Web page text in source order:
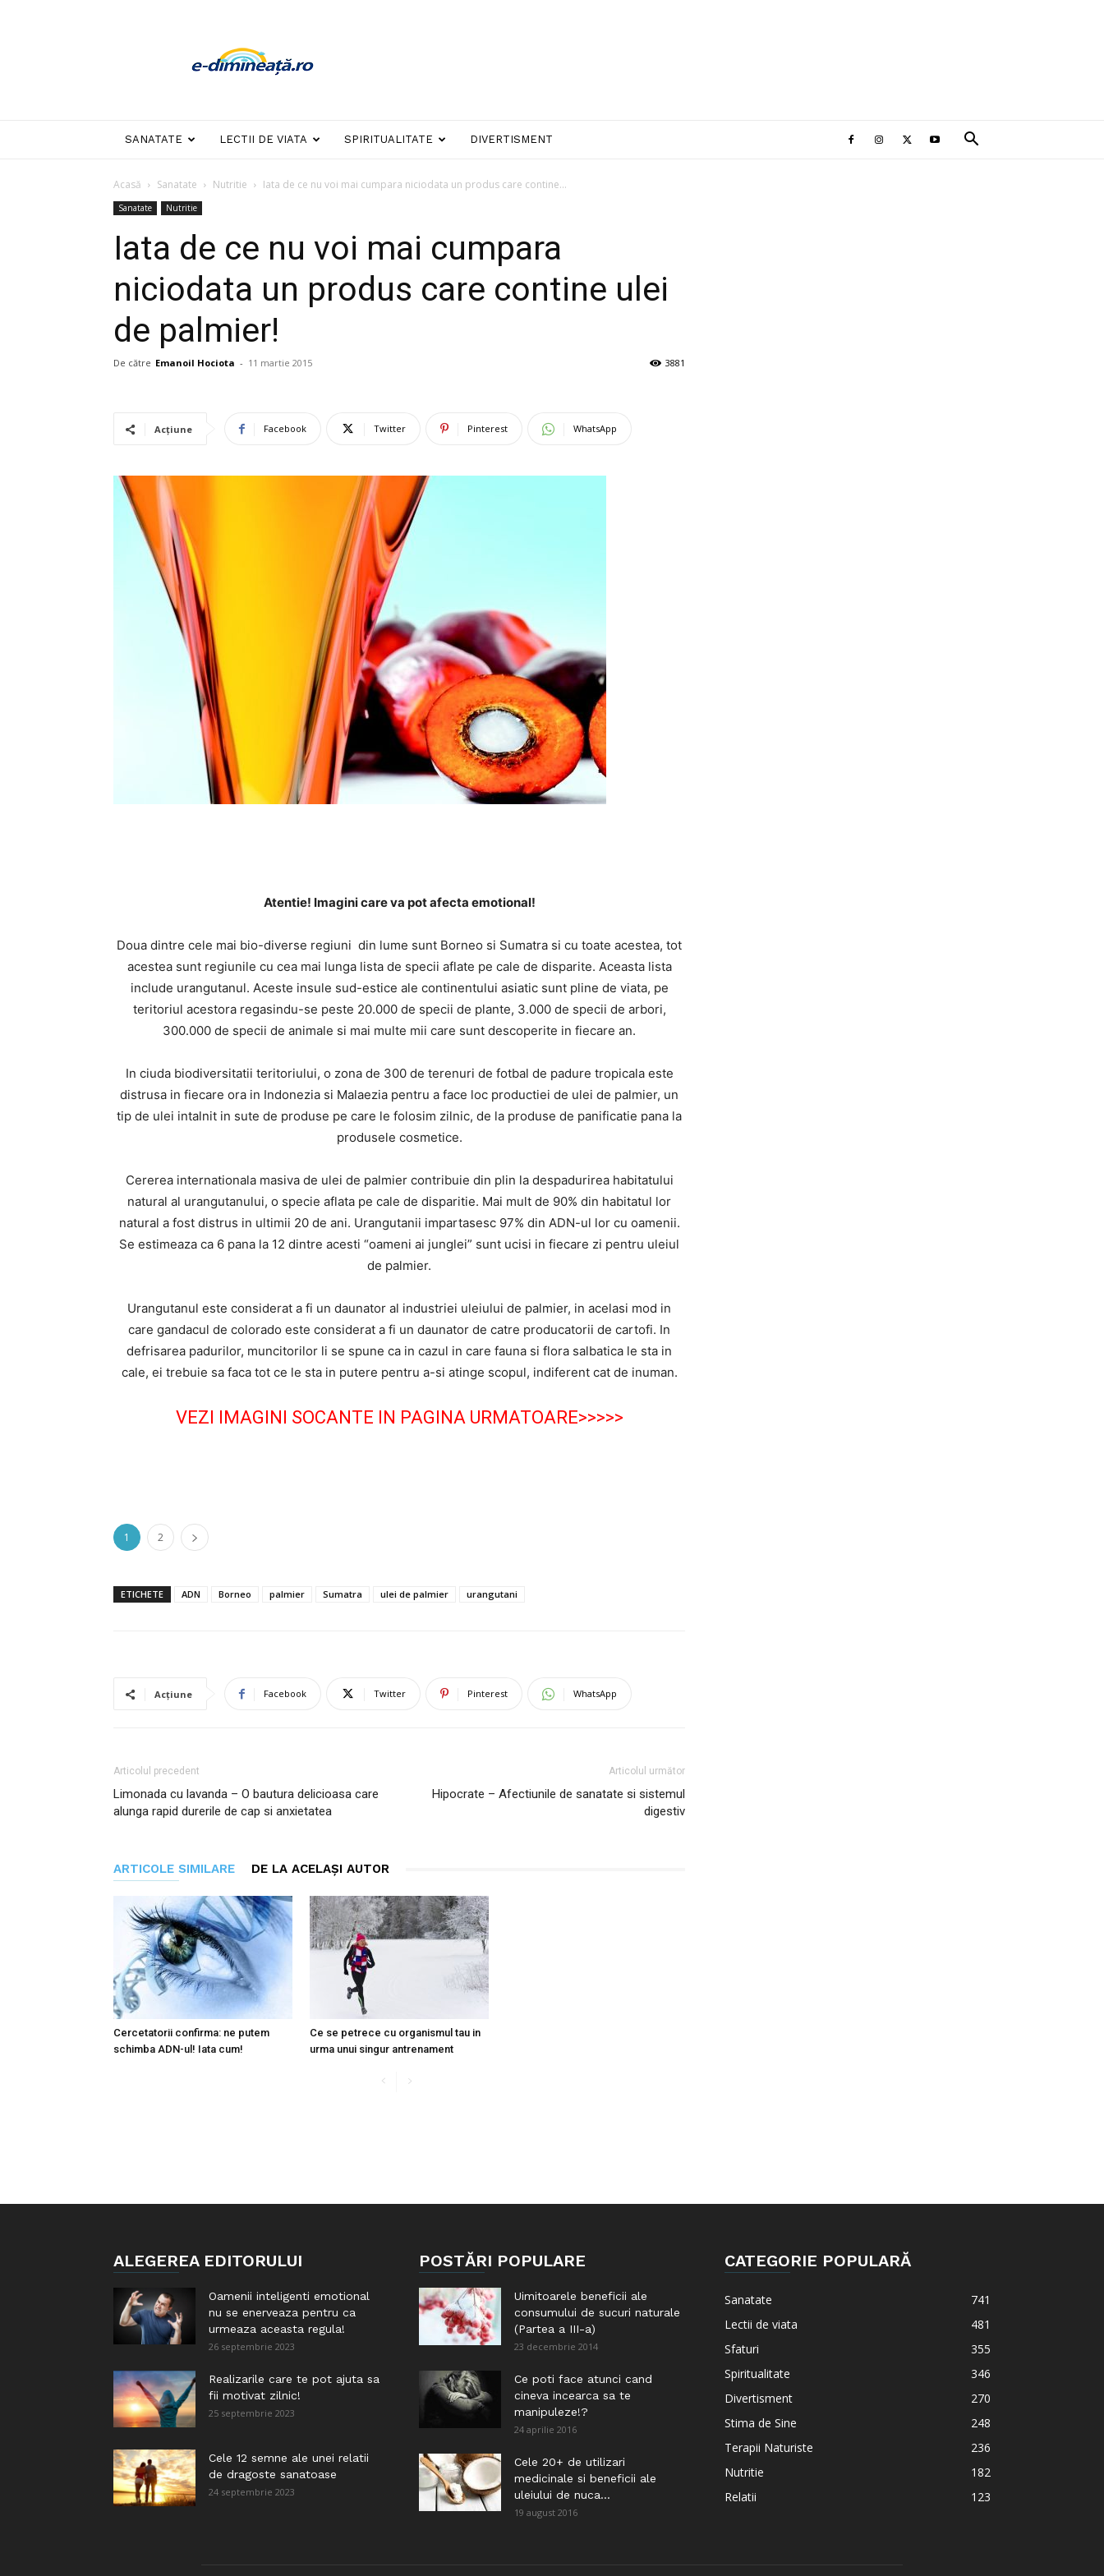
dimineata
SANATATE LECTII DE VIATA SPIRITUALITATE DIVERTISMENT
Acasă Sanatate Nutritie Iata de ce nu voi mai cumpara niciodata un produs care contine...
Sanatate Nutritie
Iata de ce nu voi mai cumpara
niciodata un produs care contine ulei
de palmier!
De către Emanoil Hociota - 11 martie 2015 3881
Acțiune Facebook Twitter Pinterest WhatsApp
Atentie! Imagini care va pot afecta emotional!
Doua dintre cele mai bio-diverse regiuni din lume sunt Borneo si Sumatra si cu toate acestea, tot
acestea sunt regiunile cu cea mai lunga lista de specii aflate pe cale de disparite. Aceasta lista
include urangutanul. Aceste insule sud-estice ale continentului asiatic sunt pline de viata, pe
teritoriul acestora regasindu-se peste 20.000 de specii de plante, 3.000 de specii de arbori,
300.000 de specii de animale si mai multe mii care sunt descoperite in fiecare an.
In ciuda biodiversitatii teritoriului, o zona de 300 de terenuri de fotbal de padure tropicala este
distrusa in fiecare ora in Indonezia si Malaezia pentru a face loc productiei de ulei de palmier, un
tip de ulei intalnit in sute de produse pe care le folosim zilnic, de la produse de panificatie pana la
produsele cosmetice.
Cererea internationala masiva de ulei de palmier contribuie din plin la despadurirea habitatului
natural al urangutanului, o specie aflata pe cale de disparitie. Mai mult de 90% din habitatul lor
natural a fost distrus in ultimii 20 de ani. Urangutanii impartasesc 97% din ADN-ul lor cu oamenii.
Se estimeaza ca 6 pana la 12 dintre acesti “oameni ai junglei” sunt ucisi in fiecare zi pentru uleiul
de palmier.
Urangutanul este considerat a fi un daunator al industriei uleiului de palmier, in acelasi mod in
care gandacul de colorado este considerat a fi un daunator de catre producatorii de cartofi. In
defrisarea padurilor, muncitorilor li se spune ca in cazul in care fauna si flora salbatica le sta in
cale, ei trebuie sa faca tot ce le sta in putere pentru a-si atinge scopul, indiferent cat de inuman.
VEZI IMAGINI SOCANTE IN PAGINA URMATOARE>>>>>
1 2
ETICHETE ADN Borneo palmier Sumatra ulei de palmier urangutani
Acțiune Facebook Twitter Pinterest WhatsApp
Articolul precedent
Limonada cu lavanda – O bautura delicioasa care
alunga rapid durerile de cap si anxietatea
Articolul următor
Hipocrate – Afectiunile de sanatate si sistemul
digestiv
ARTICOLE SIMILARE DE LA ACELAȘI AUTOR
Cercetatorii confirma: ne putem
schimba ADN-ul! Iata cum!
Ce se petrece cu organismul tau in
urma unui singur antrenament
ALEGEREA EDITORULUI
Oamenii inteligenti emotional
nu se enerveaza pentru ca
urmeaza aceasta regula!
26 septembrie 2023
Realizarile care te pot ajuta sa
fii motivat zilnic!
25 septembrie 2023
Cele 12 semne ale unei relatii
de dragoste sanatoase
24 septembrie 2023
POSTĂRI POPULARE
Uimitoarele beneficii ale
consumului de sucuri naturale
(Partea a III-a)
23 decembrie 2014
Ce poti face atunci cand
cineva incearca sa te
manipuleze!?
24 aprilie 2016
Cele 20+ de utilizari
medicinale si beneficii ale
uleiului de nuca...
19 august 2016
CATEGORIE POPULARĂ
Sanatate
741
Lectii de viata
481
Sfaturi
355
Spiritualitate
346
Divertisment
270
Stima de Sine
248
Terapii Naturiste
236
Nutritie
182
Relatii
123